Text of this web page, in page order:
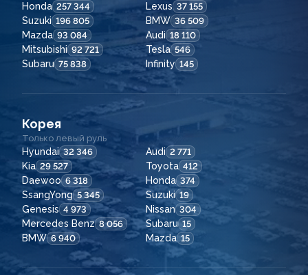
Honda 257 344 Lexus 37 155
Suzuki 196 805 BMW 36 509
Mazda 93 084 Audi 18 110
Mitsubishi 92 721 Tesla 546
Subaru 75 838 Infinity 145
Корея
Только левый руль
Hyundai 32 346 Audi 2 771
Kia 29 527 Toyota 412
Daewoo 6 318 Honda 374
SsangYong 5 345 Suzuki 19
Genesis 4 973 Nissan 304
Mercedes Benz 8 056 Subaru 15
BMW 6 940 Mazda 15